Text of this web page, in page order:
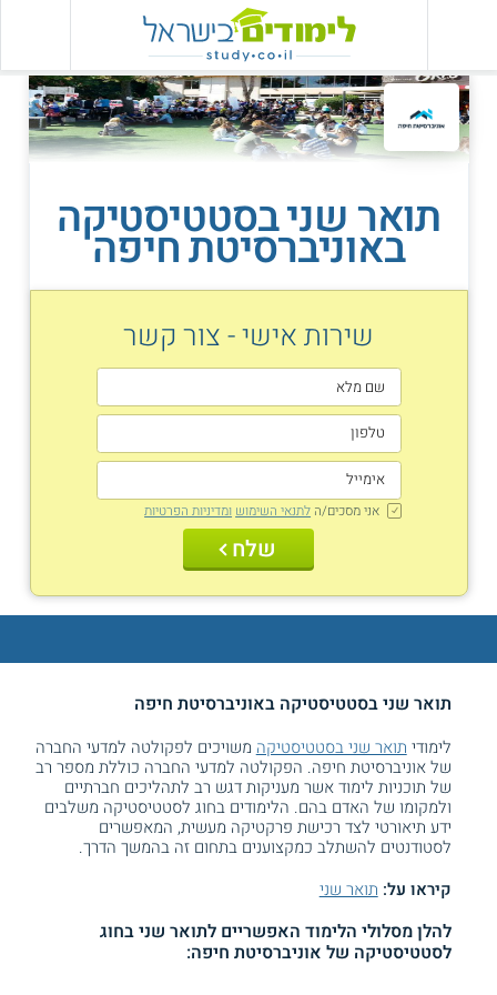
תואר שני בסטטיסטיקה
באוניברסיטת חיפה
שירות אישי - צור קשר
אני מסכים/ה לתנאי השימוש ומדיניות הפרטיות
שלח
תואר שני בסטטיסטיקה באוניברסיטת חיפה
לימודי תואר שני בסטטיסטיקה משויכים לפקולטה למדעי החברה
של אוניברסיטת חיפה. הפקולטה למדעי החברה כוללת מספר רב
של תוכניות לימוד אשר מעניקות דגש רב לתהליכים חברתיים
ולמקומו של האדם בהם. הלימודים בחוג לסטטיסטיקה משלבים
ידע תיאורטי לצד רכישת פרקטיקה מעשית, המאפשרים
לסטודנטים להשתלב כמקצוענים בתחום זה בהמשך הדרך.
קיראו על: תואר שני
להלן מסלולי הלימוד האפשריים לתואר שני בחוג
לסטטיסטיקה של אוניברסיטת חיפה: